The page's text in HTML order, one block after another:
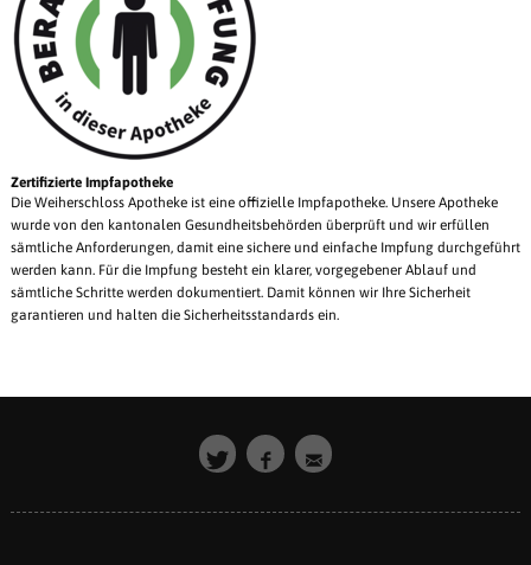
Zertifizierte Impfapotheke
Die Weiherschloss Apotheke ist eine offizielle Impfapotheke. Unsere Apotheke
wurde von den kantonalen Gesundheitsbehörden überprüft und wir erfüllen
sämtliche Anforderungen, damit eine sichere und einfache Impfung durchgeführt
werden kann. Für die Impfung besteht ein klarer, vorgegebener Ablauf und
sämtliche Schritte werden dokumentiert. Damit können wir Ihre Sicherheit
garantieren und halten die Sicherheitsstandards ein.